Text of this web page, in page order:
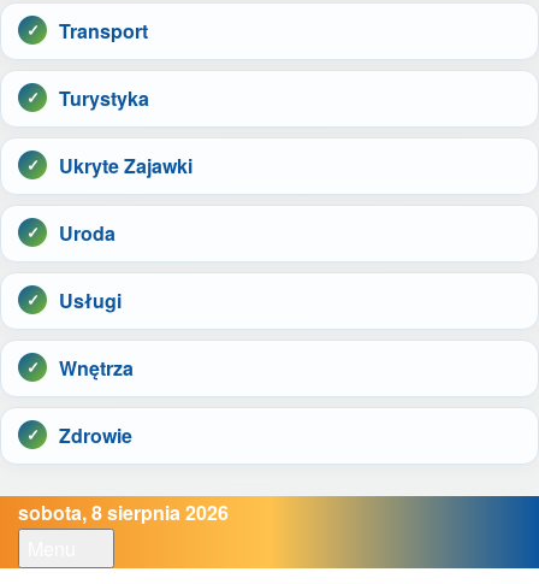
Transport
Turystyka
Ukryte Zajawki
Uroda
Usługi
Wnętrza
Zdrowie
sobota, 8 sierpnia 2026